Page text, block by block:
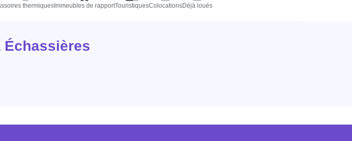
thermiques Immeubles de rapportTouristiquesColocationsDéjà loués
Échassières